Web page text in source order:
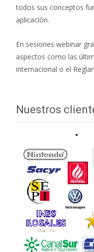
todos sus conceptos
aplicación.
En sesiones webinar
aspectos como las
internacional o el
Nuestros